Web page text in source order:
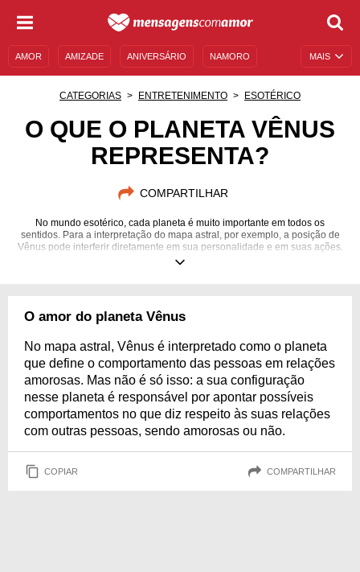
MAIS
AMOR AMIZADE ANIVERSÁRIO NAMORO
MENSAGENS E FRASES MENSAGENS DE ANIVERSÁRIO
CATEGORIAS ENTRETENIMENTO ESOTÉRICO
O QUE O PLANETA VÊNUS
REPRESENTA?
COMPARTILHAR
No mundo esotérico, cada planeta é muito importante em todos os
sentidos. Para a interpretação do mapa astral, por exemplo, a posição de
Vênus pode interferir diretamente em sua personalidade e em suas ações.
Venha descobrir mais sobre a representatividade desse astro em sua vida!
O amor do planeta Vênus
No mapa astral, Vênus é interpretado como o planeta
que define o comportamento das pessoas em relações
amorosas. Mas não é só isso: a sua configuração
nesse planeta é responsável por apontar possíveis
comportamentos no que diz respeito às suas relações
com outras pessoas, sendo amorosas ou não.
COPIAR COMPARTILHAR